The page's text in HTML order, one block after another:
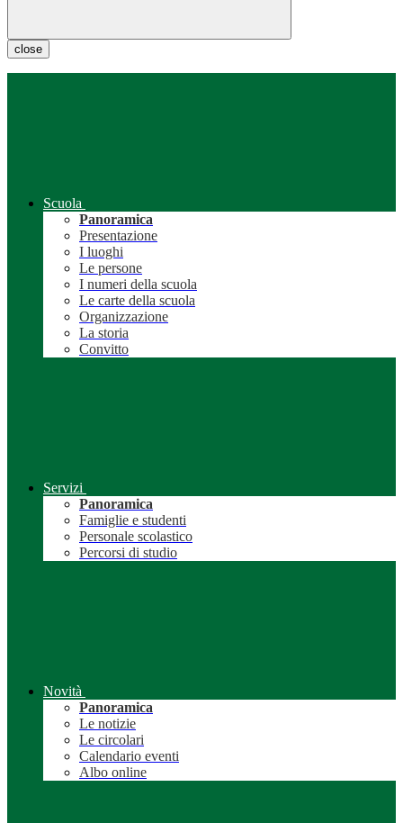
close
Scuola
Panoramica
Presentazione
I luoghi
Le persone
I numeri della scuola
Le carte della scuola
Organizzazione
La storia
Convitto
Servizi
Panoramica
Famiglie e studenti
Personale scolastico
Percorsi di studio
Novità
Panoramica
Le notizie
Le circolari
Calendario eventi
Albo online